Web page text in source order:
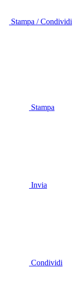
Stampa / Condividi
Stampa
Invia
Condividi